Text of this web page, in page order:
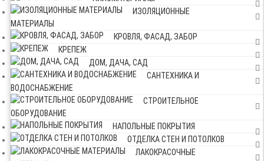
ИЗОЛЯЦИОННЫЕ
МАТЕРИАЛЫ
КРОВЛЯ, ФАСАД, ЗАБОР
КРЕПЕЖ
ДОМ, ДАЧА, САД
САНТЕХНИКА И
ВОДОСНАБЖЕНИЕ
СТРОИТЕЛЬНОЕ
ОБОРУДОВАНИЕ
НАПОЛЬНЫЕ ПОКРЫТИЯ
ОТДЕЛКА СТЕН И ПОТОЛКОВ
ЛАКОКРАСОЧНЫЕ